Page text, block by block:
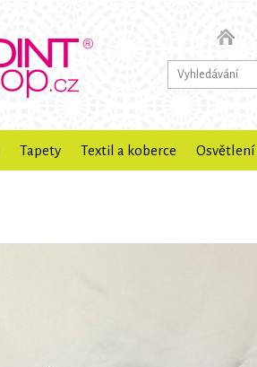
Tapety Textil a koberce Osvětlení